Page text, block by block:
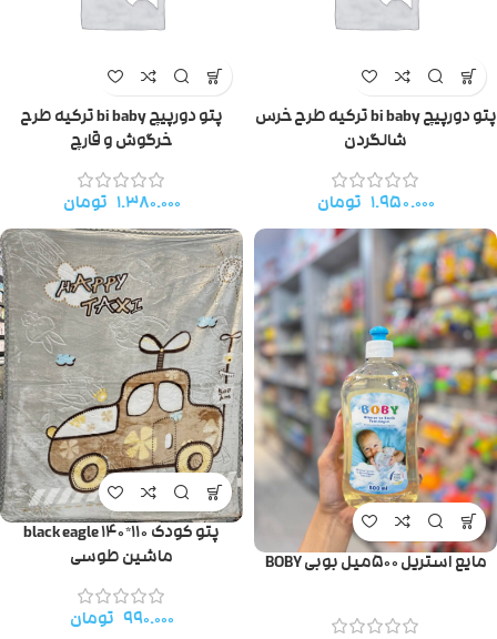
پتو دورپیچ bi baby ترکیه طرح خرس
شالگردن
۱.۹۵۰.۰۰۰ تومان
پتو دورپیچ bi baby ترکیه طرح
خرگوش و قارچ
۱.۳۸۰.۰۰۰ تومان
مایع استریل ۵۰۰میل بوبی BOBY
پتو کودک ۱۱۰*۱۴۰ black eagle
ماشین طوسی
۹۹۰.۰۰۰ تومان